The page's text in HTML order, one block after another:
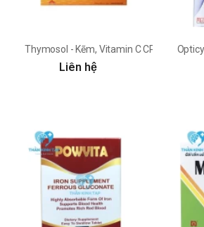
Thymosol - Kẽm, Vitamin C CPC1HN
Liên hệ